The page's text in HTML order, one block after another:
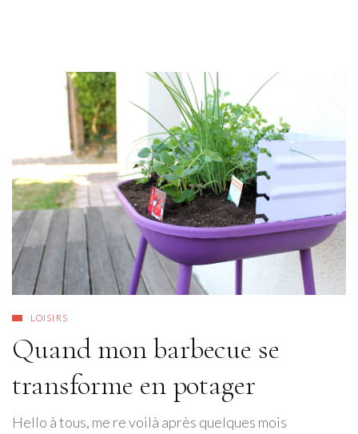
LOISIRS
Quand mon barbecue se
transforme en potager
Hello à tous, me re voilà après quelques mois